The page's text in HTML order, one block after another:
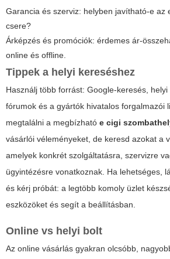
Garancia és szerviz: helyben javítható-e az
csere?
Árképzés és promóciók: érdemes ár-
online és offline.
Tippek a helyi kereséshez
Használj több forrást: Google-keresés,
fórumok és a gyártók hivatalos forgalmazói
megtalálni a megbízható e cigi
vásárlói véleményeket, de keresd azokat a
amelyek konkrét szolgáltatásra, szervizre
ügyintézésre vonatkoznak. Ha lehetséges,
és kérj próbát: a legtöbb komoly üzlet
eszközöket és segít a beállításban.
Online vs helyi bolt
Az online vásárlás gyakran olcsóbb,